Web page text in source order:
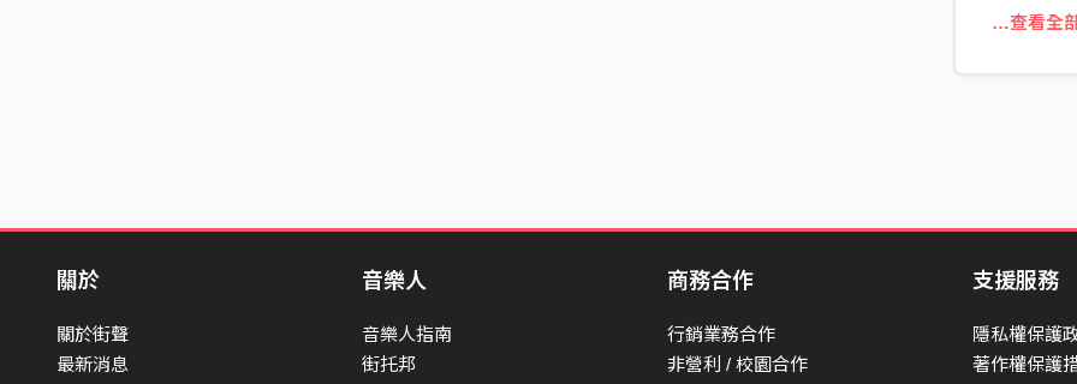
…查看全
關於
關於街聲
最新消息
音樂人
音樂人指南
街托邦
商務合作
行銷業務合作
非營利 / 校園合作
支援服務
隱私權保護
著作權保護